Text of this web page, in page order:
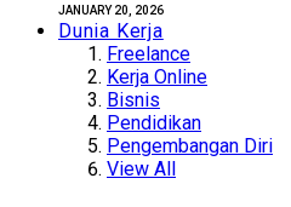
JANUARY 20, 2026
Dunia Kerja
Freelance
Kerja Online
Bisnis
Pendidikan
Pengembangan Diri
View All